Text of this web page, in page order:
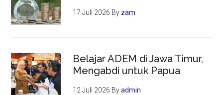
17 Juli 2026 By zam
Belajar ADEM di Jawa Timur,
Mengabdi untuk Papua
12 Juli 2026 Byadmin